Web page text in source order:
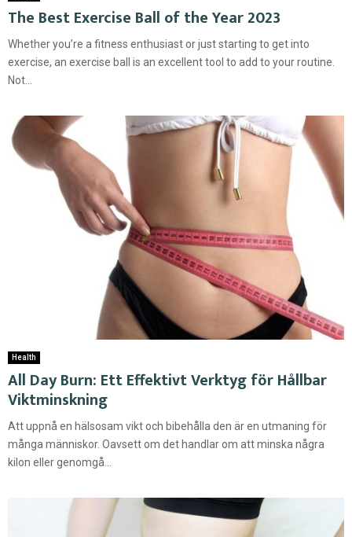
The Best Exercise Ball of the Year 2023
Whether you’re a fitness enthusiast or just starting to get into
exercise, an exercise ball is an excellent tool to add to your routine.
Not...
Health
All Day Burn: Ett Effektivt Verktyg för Hållbar
Viktminskning
Att uppnå en hälsosam vikt och bibehålla den är en utmaning för
många människor. Oavsett om det handlar om att minska några
kilon eller genomgå...